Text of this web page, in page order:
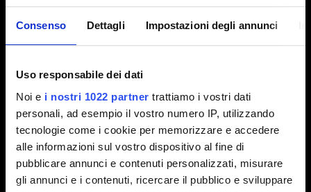
Consenso Dettagli Impostazioni degli annunci
Uso responsabile dei dati
Noi e i nostri 1022 partner trattiamo i vostri dati
personali, ad esempio il vostro numero IP, utilizzando
tecnologie come i cookie per memorizzare e accedere
alle informazioni sul vostro dispositivo al fine di
pubblicare annunci e contenuti personalizzati, misurare
gli annunci e i contenuti, ricercare il pubblico e sviluppare
Scopri come riscattare le ricompense digitali riservate ai
Witcher 3: Wild Hunt.
Nota: per accedere alle ricompense, devi avviare il gioco
e accedere a REDlauncher (PC) o a Le mie ricompense
nel menu principale (console) con il tuo account CD
PROJEKT RED. Collegare il tuo account PlayStation,
Microsoft o Steam dal pannello di gestione dell'account di